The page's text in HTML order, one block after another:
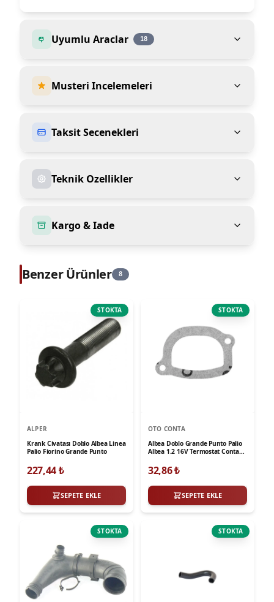
Uyumlu Araclar 18
Musteri Incelemeleri
Taksit Secenekleri
Teknik Ozellikler
Kargo & Iade
Benzer Ürünler 8
STOKTA
ALPER
Krank Civatası Doblo Albea Linea
Palio Fiorino Grande Punto
227,44₺
SEPETE EKLE
STOKTA
OTO CONTA
Albea Doblo Grande Punto Palio
Albea 1.2 16V Termostat Contası
32,86₺
SEPETE EKLE
STOKTA STOKTA